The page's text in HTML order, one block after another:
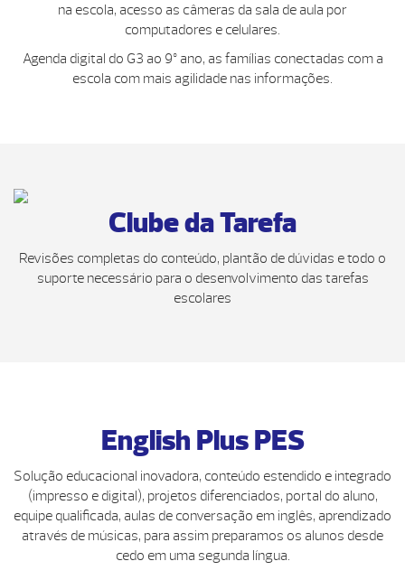
na escola, acesso as câmeras da sala de aula por
computadores e celulares.
Agenda digital do G3 ao 9º ano, as famílias conectadas com a
escola com mais agilidade nas informações.
Clube da Tarefa
Revisões completas do conteúdo, plantão de dúvidas e todo o
suporte necessário para o desenvolvimento das tarefas
escolares
English Plus PES
Solução educacional inovadora, conteúdo estendido e integrado
(impresso e digital), projetos diferenciados, portal do aluno,
equipe qualificada, aulas de conversação em inglês, aprendizado
através de músicas, para assim preparamos os alunos desde
cedo em uma segunda língua.